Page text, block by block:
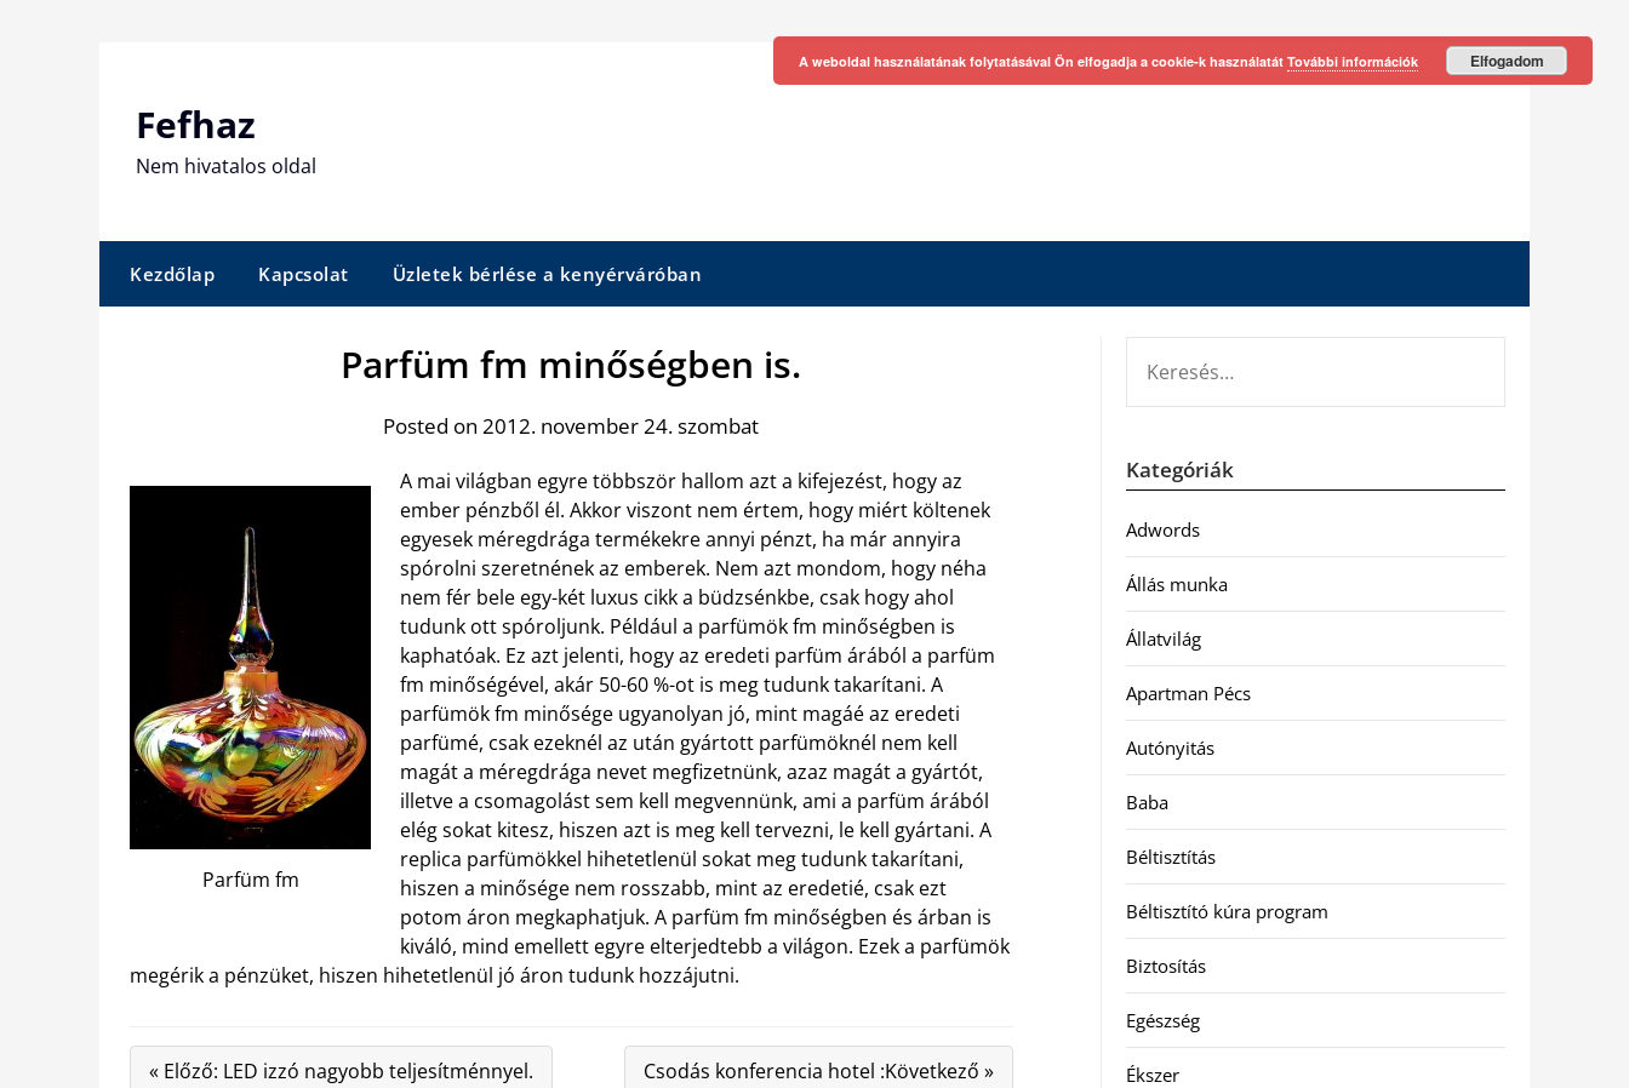
Fefhaz
Nem hivatalos oldal
Kezdőlap Kapcsolat Üzletek bérlése a kenyérváróban
Parfüm fm minőségben is.
Posted on 2012. november 24. szombat
Parfüm fm
A mai világban egyre többször hallom azt a kifejezést, hogy az
ember pénzből él. Akkor viszont nem értem, hogy miért költenek
egyesek méregdrága termékekre annyi pénzt, ha már annyira
spórolni szeretnének az emberek. Nem azt mondom, hogy néha
nem fér bele egy-két luxus cikk a büdzsénkbe, csak hogy ahol
tudunk ott spóroljunk. Például a parfümök fm minőségben is
kaphatóak. Ez azt jelenti, hogy az eredeti parfüm árából a parfüm
fm minőségével, akár 50-60 %-ot is meg tudunk takarítani. A
parfümök fm minősége ugyanolyan jó, mint magáé az eredeti
parfümé, csak ezeknél az után gyártott parfümöknél nem kell
magát a méregdrága nevet megfizetnünk, azaz magát a gyártót,
illetve a csomagolást sem kell megvennünk, ami a parfüm árából
elég sokat kitesz, hiszen azt is meg kell tervezni, le kell gyártani. A
replica parfümökkel hihetetlenül sokat meg tudunk takarítani,
hiszen a minősége nem rosszabb, mint az eredetié, csak ezt
potom áron megkaphatjuk. A parfüm fm minőségben és árban is
kiváló, mind emellett egyre elterjedtebb a világon. Ezek a parfümök
megérik a pénzüket, hiszen hihetetlenül jó áron tudunk hozzájutni.
« Előző: LED izzó nagyobb teljesítménnyel. Csodás konferencia hotel :Következő »
Kategóriák
Adwords
Állás munka
Állatvilág
Apartman Pécs
Autónyitás
Baba
Béltisztítás
Béltisztító kúra program
Biztosítás
Egészség
Ékszer
A weboldal használatának folytatásával Ön elfogadja a cookie-k használatát További információk Elfogadom